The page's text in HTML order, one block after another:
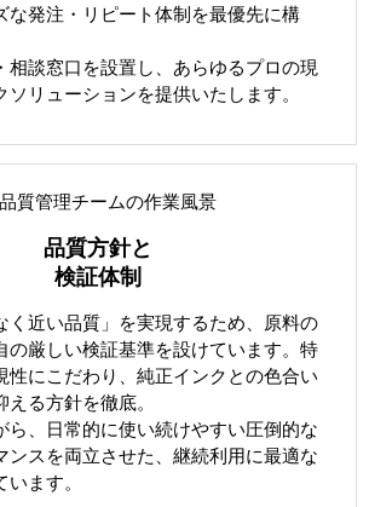
な発注・リピート体制を最優先に構
相談窓口を設置し、あらゆるプロの現
リューションを提供いたします。
品質方針と
検証体制
く近い品質」を実現するため、原料の
の厳しい検証基準を設けています。特
性にこだわり、純正インクとの色合い
る方針を徹底。
ら、日常的に使い続けやすい圧倒的な
ンスを両立させた、継続利用に最適な
ます。